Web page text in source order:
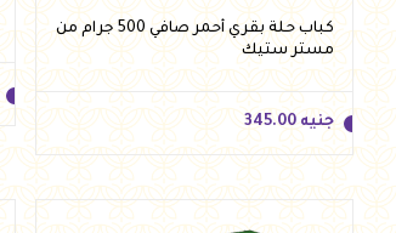
كباب حلة بقري أحمر صافي 500 جرام من
مستر ستيك
جنيه 345.00